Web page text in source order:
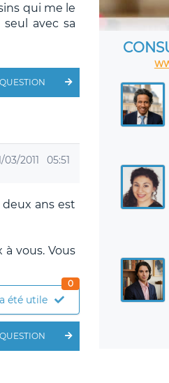
qui me le
avec sa
03/2011 05:51
ans est
vous. Vous
été utile
0